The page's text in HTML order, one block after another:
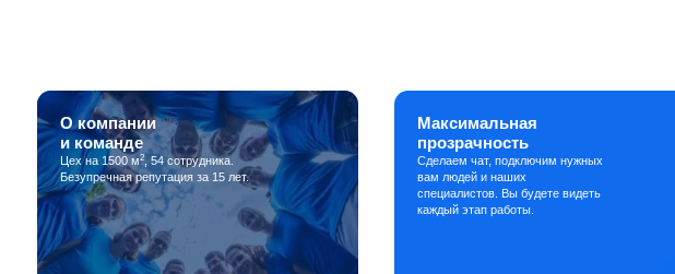
О компании
и команде
Цех на 1500 м2, 54 сотрудника.
Безупречная репутация за 15 лет.
Максимальная
прозрачность
Сделаем чат, подключим нужных
вам людей и наших
специалистов. Вы будете видеть
каждый этап работы.